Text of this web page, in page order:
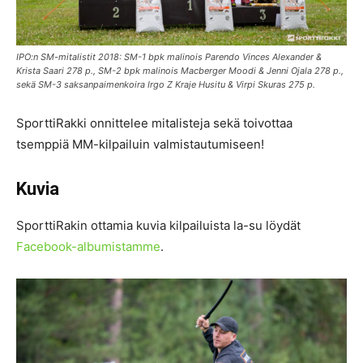
IPO:n SM-mitalistit 2018: SM-1 bpk malinois Parendo Vinces Alexander &
Krista Saari 278 p., SM-2 bpk malinois Macberger Moodi & Jenni Ojala 278 p.,
sekä SM-3 saksanpaimenkoira Irgo Z Kraje Husitu & Virpi Skuras 275 p.
SporttiRakki onnittelee mitalisteja sekä toivottaa
tsemppiä MM-kilpailuin valmistautumiseen!
Kuvia
SporttiRakin ottamia kuvia kilpailuista la-su löydät
Facebook-albumistamme.